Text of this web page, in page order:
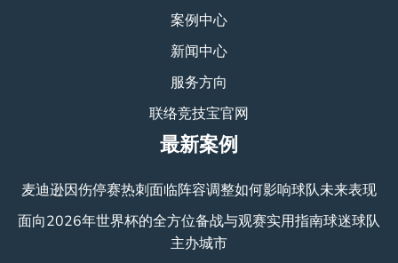
案例中心
新闻中心
服务方向
联络竞技宝官网
最新案例
麦迪逊因伤停赛热刺面临阵容调整如何影响球队未来表现
面向2026年世界杯的全方位备战与观赛实用指南球迷球队
主办城市